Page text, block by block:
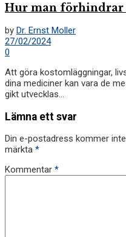
Hur man förhindrar
by Dr. Ernst Moller
27/02/2024
0
Att göra kostomläggningar,
dina mediciner kan vara de
gikt utvecklas...
Lämna ett svar
Din e-postadress kommer
märkta *
Kommentar *